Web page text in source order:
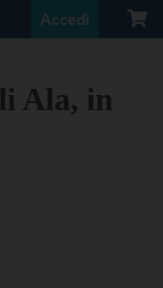
Accedi
Ala, in